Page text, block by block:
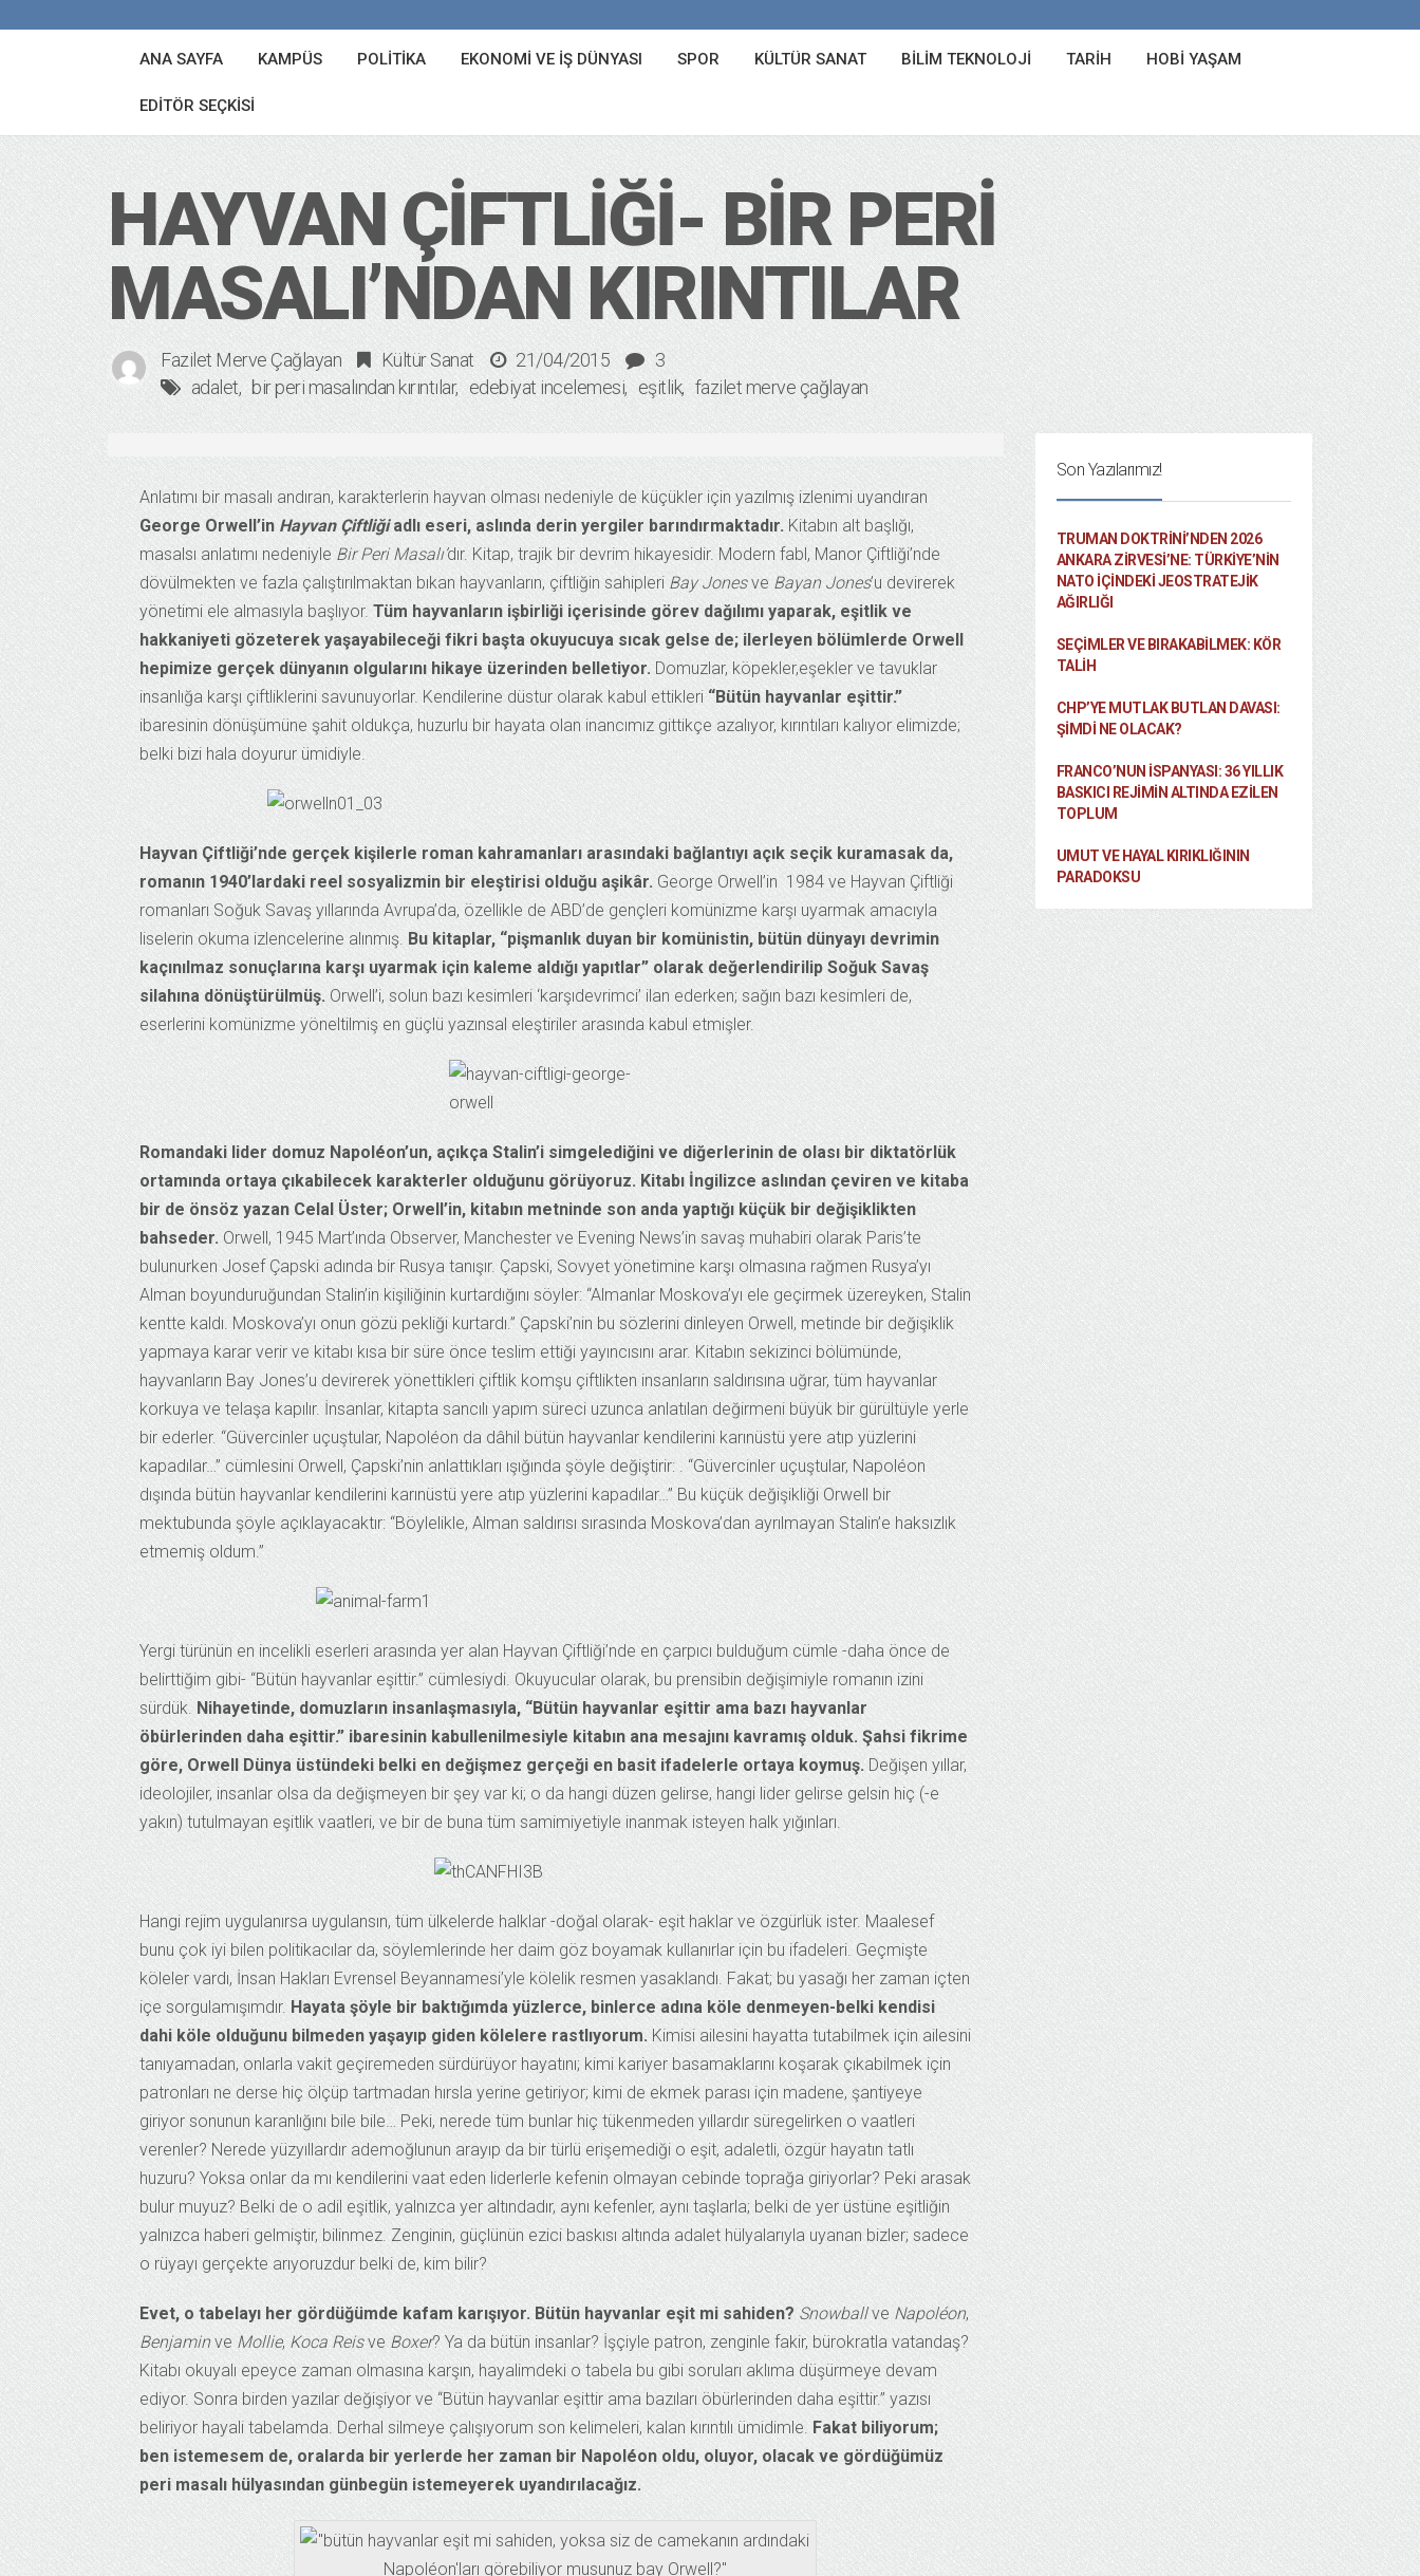
ANA SAYFA KAMPÜS POLITIKA EKONOMI VE İŞ DÜNYASI SPOR KÜLTÜR SANAT BILIM TEKNOLOJI TARIH HOBI YAŞAM
EDITÖR SEÇKISI
HAYVAN ÇIFTLIĞI- BIR PERI
MASALI’NDAN KIRINTILAR
Fazilet Merve Çağlayan Kültür Sanat 21/04/2015
3
adalet
bir peri masalından kırıntılar edebiyat incelemesi eşitlik fazilet merve çağlayan
Anlatımı bir masalı andıran, karakterlerin hayvan olması nedeniyle de küçükler için yazılmış izlenimi uyandıran
George Orwell’in Hayvan Çiftliğiadlı eseri, aslında derin yergiler barındırmaktadır. Kitabın alt başlığı,
masalsı anlatımı nedeniyle Bir Peri Masalı’dır. Kitap, trajik bir devrim hikayesidir. Modern fabl, Manor Çiftliği’nde
dövülmekten ve fazla çalıştırılmaktan bıkan hayvanların, çiftliğin sahipleri Bay Jonesve Bayan Jones’u devirerek
yönetimi ele almasıyla başlıyor. Tüm hayvanların işbirliği içerisinde görev dağılımı yaparak, eşitlik ve
hakkaniyeti gözeterek yaşayabileceği fikri başta okuyucuya sıcak gelse de; ilerleyen bölümlerde Orwell
hepimize gerçek dünyanın olgularını hikaye üzerinden belletiyor. Domuzlar, köpekler,eşekler ve tavuklar
insanlığa karşı çiftliklerini savunuyorlar. Kendilerine düstur olarak kabul ettikleri “Bütün hayvanlar eşittir.”
ibaresinin dönüşümüne şahit oldukça, huzurlu bir hayata olan inancımız gittikçe azalıyor, kırıntıları kalıyor elimizde;
belki bizi hala doyurur ümidiyle.
Hayvan Çiftliği’nde gerçek kişilerle roman kahramanları arasındaki bağlantıyı açık seçik kuramasak da,
romanın 1940’lardaki reel sosyalizmin bir eleştirisi olduğu aşikâr. George Orwell’in 1984 ve Hayvan Çiftliği
romanları Soğuk Savaş yıllarında Avrupa’da, özellikle de ABD’de gençleri komünizme karşı uyarmak amacıyla
liselerin okuma izlencelerine alınmış. Bu kitaplar, “pişmanlık duyan bir komünistin, bütün dünyayı devrimin
kaçınılmaz sonuçlarına karşı uyarmak için kaleme aldığı yapıtlar” olarak değerlendirilip Soğuk Savaş
silahına dönüştürülmüş. Orwell’i, solun bazı kesimleri ‘karşıdevrimci’ ilan ederken; sağın bazı kesimleri de,
eserlerini komünizme yöneltilmiş en güçlü yazınsal eleştiriler arasında kabul etmişler.
Romandaki lider domuz Napoléon’un, açıkça Stalin’i simgelediğini ve diğerlerinin de olası bir diktatörlük
ortamında ortaya çıkabilecek karakterler olduğunu görüyoruz. Kitabı İngilizce aslından çeviren ve kitaba
bir de önsöz yazan Celal Üster; Orwell’in, kitabın metninde son anda yaptığı küçük bir değişiklikten
bahseder. Orwell, 1945 Mart’ında Observer, Manchester ve Evening News’in savaş muhabiri olarak Paris’te
bulunurken Josef Çapski adında bir Rusya tanışır. Çapski, Sovyet yönetimine karşı olmasına rağmen Rusya’yı
Alman boyunduruğundan Stalin’in kişiliğinin kurtardığını söyler: “Almanlar Moskova’yı ele geçirmek üzereyken, Stalin
kentte kaldı. Moskova’yı onun gözü pekliği kurtardı.” Çapski’nin bu sözlerini dinleyen Orwell, metinde bir değişiklik
yapmaya karar verir ve kitabı kısa bir süre önce teslim ettiği yayıncısını arar. Kitabın sekizinci bölümünde,
hayvanların Bay Jones’u devirerek yönettikleri çiftlik komşu çiftlikten insanların saldırısına uğrar, tüm hayvanlar
korkuya ve telaşa kapılır. İnsanlar, kitapta sancılı yapım süreci uzunca anlatılan değirmeni büyük bir gürültüyle yerle
bir ederler. “Güvercinler uçuştular, Napoléon da dâhil bütün hayvanlar kendilerini karınüstü yere atıp yüzlerini
kapadılar…” cümlesini Orwell, Çapski’nin anlattıkları ışığında şöyle değiştirir: . “Güvercinler uçuştular, Napoléon
dışında bütün hayvanlar kendilerini karınüstü yere atıp yüzlerini kapadılar…” Bu küçük değişikliği Orwell bir
mektubunda şöyle açıklayacaktır: “Böylelikle, Alman saldırısı sırasında Moskova’dan ayrılmayan Stalin’e haksızlık
etmemiş oldum.”
Yergi türünün en incelikli eserleri arasında yer alan Hayvan Çiftliği’nde en çarpıcı bulduğum cümle -daha önce de
belirttiğim gibi- “Bütün hayvanlar eşittir.” cümlesiydi. Okuyucular olarak, bu prensibin değişimiyle romanın izini
sürdük. Nihayetinde, domuzların insanlaşmasıyla, “Bütün hayvanlar eşittir ama bazı hayvanlar
öbürlerinden daha eşittir.” ibaresinin kabullenilmesiyle kitabın ana mesajını kavramış olduk. Şahsi fikrime
göre, Orwell Dünya üstündeki belki en değişmez gerçeği en basit ifadelerle ortaya koymuş. Değişen yıllar,
ideolojiler, insanlar olsa da değişmeyen bir şey var ki; o da hangi düzen gelirse, hangi lider gelirse gelsin hiç (-e
yakın) tutulmayan eşitlik vaatleri, ve bir de buna tüm samimiyetiyle inanmak isteyen halk yığınları.
Hangi rejim uygulanırsa uygulansın, tüm ülkelerde halklar -doğal olarak- eşit haklar ve özgürlük ister. Maalesef
bunu çok iyi bilen politikacılar da, söylemlerinde her daim göz boyamak kullanırlar için bu ifadeleri. Geçmişte
köleler vardı, İnsan Hakları Evrensel Beyannamesi’yle kölelik resmen yasaklandı. Fakat; bu yasağı her zaman içten
içe sorgulamışımdır. Hayata şöyle bir baktığımda yüzlerce, binlerce adına köle denmeyen-belki kendisi
dahi köle olduğunu bilmeden yaşayıp giden kölelere rastlıyorum. Kimisi ailesini hayatta tutabilmek için ailesini
tanıyamadan, onlarla vakit geçiremeden sürdürüyor hayatını; kimi kariyer basamaklarını koşarak çıkabilmek için
patronları ne derse hiç ölçüp tartmadan hırsla yerine getiriyor; kimi de ekmek parası için madene, şantiyeye
giriyor sonunun karanlığını bile bile… Peki, nerede tüm bunlar hiç tükenmeden yıllardır süregelirken o vaatleri
verenler? Nerede yüzyıllardır ademoğlunun arayıp da bir türlü erişemediği o eşit, adaletli, özgür hayatın tatlı
huzuru? Yoksa onlar da mı kendilerini vaat eden liderlerle kefenin olmayan cebinde toprağa giriyorlar? Peki arasak
bulur muyuz? Belki de o adil eşitlik, yalnızca yer altındadır, aynı kefenler, aynı taşlarla; belki de yer üstüne eşitliğin
yalnızca haberi gelmiştir, bilinmez. Zenginin, güçlünün ezici baskısı altında adalet hülyalarıyla uyanan bizler; sadece
o rüyayı gerçekte arıyoruzdur belki de, kim bilir?
Evet, o tabelayı her gördüğümde kafam karışıyor. Bütün hayvanlar eşit mi sahiden? Snowballve Napoléon,
Benjaminve Mollie, Koca Reisve Boxer? Ya da bütün insanlar? İşçiyle patron, zenginle fakir, bürokratla vatandaş?
Kitabı okuyalı epeyce zaman olmasına karşın, hayalimdeki o tabela bu gibi soruları aklıma düşürmeye devam
ediyor. Sonra birden yazılar değişiyor ve “Bütün hayvanlar eşittir ama bazıları öbürlerinden daha eşittir.” yazısı
beliriyor hayali tabelamda. Derhal silmeye çalışıyorum son kelimeleri, kalan kırıntılı ümidimle. Fakat biliyorum;
ben istemesem de, oralarda bir yerlerde her zaman bir Napoléon oldu, oluyor, olacak ve gördüğümüz
peri masalı hülyasından günbegün istemeyerek uyandırılacağız.
Son Yazılarımız!
TRUMAN DOKTRINI’NDEN 2026
ANKARA ZIRVESI’NE: TÜRKIYE’NIN
NATO İÇINDEKI JEOSTRATEJIK
AĞIRLIĞI
SEÇIMLER VE BIRAKABILMEK: KÖR
TALIH
CHP’YE MUTLAK BUTLAN DAVASI:
ŞİMDİ NE OLACAK?
FRANCO’NUN İSPANYASI: 36 YILLIK
BASKICI REJIMIN ALTINDA EZILEN
TOPLUM
UMUT VE HAYAL KIRIKLIĞININ
PARADOKSU